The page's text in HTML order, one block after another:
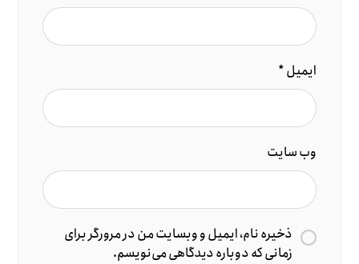
ایمیل*
وب‌ سایت
ذخیره نام، ایمیل و وبسایت من در مرورگر برای
زمانی که دوباره دیدگاهی می‌نویسم.